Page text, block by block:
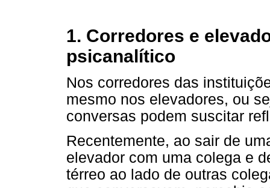
1. Corredores e
psicanalítico
Nos corredores das
mesmo nos elevadores, ou
conversas podem suscitar
Recentemente, ao sair de
elevador com uma colega e
térreo ao lado de outras